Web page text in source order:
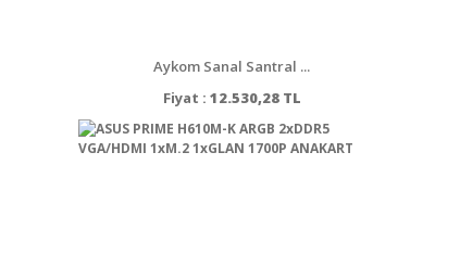
Aykom Sanal Santral ...
Fiyat : 12.530,28 TL